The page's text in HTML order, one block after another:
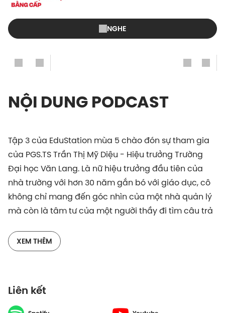
NGHE
NỘI DUNG PODCAST
Tập 3 của EduStation mùa 5 chào đón sự tham gia
của PGS.TS Trần Thị Mỹ Diệu - Hiệu trưởng Trường
Đại học Văn Lang. Là nữ hiệu trưởng đầu tiên của
nhà trường với hơn 30 năm gắn bó với giáo dục, cô
không chỉ mang đến góc nhìn của một nhà quản lý
mà còn là tâm tư của một người thầy đi tìm câu trả
đang dần đạt đến trình độ của một Tiến sĩ?
không còn là "kho chứa kiến thức", mà trở thành nơi
nuôi dưỡng năng lực tự chủ, tư duy phản biện và
XEM THÊM
Liên kết